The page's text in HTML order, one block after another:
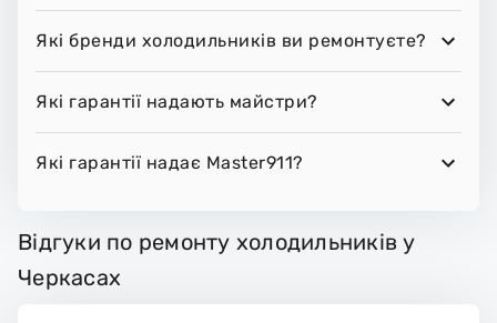
Які бренди холодильників ви ремонтуєте?
Які гарантії надають майстри?
Які гарантії надає Master911?
Відгуки по ремонту холодильників у
Черкасах